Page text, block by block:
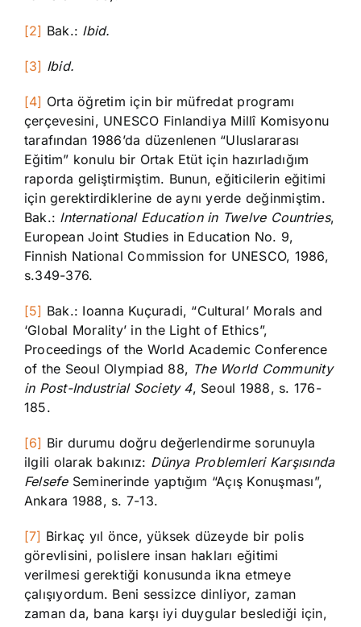
[2] Bak.: Ibid.
[3] Ibid.
[4] Orta öğretim için bir müfredat programı
çerçevesini, UNESCO Finlandiya Millî Komisyonu
tarafından 1986’da düzenlenen “Uluslararası
Eğitim” konulu bir Ortak Etüt için hazırladığım
raporda geliştirmiştim. Bunun, eğiticilerin eğitimi
için gerektirdiklerine de aynı yerde değinmiştim.
Bak.: International Education in Twelve Countries,
European Joint Studies in Education No. 9,
Finnish National Commission for UNESCO, 1986,
s.349-376.
[5] Bak.: Ioanna Kuçuradi, “Cultural’ Morals and
‘Global Morality’ in the Light of Ethics”,
Proceedings of the World Academic Conference
of the Seoul Olympiad 88, The World Community
in Post-Industrial Society 4, Seoul 1988, s. 176-
185.
[6] Bir durumu doğru değerlendirme sorunuyla
ilgili olarak bakınız: Dünya Problemleri Karşısında
FelsefeSeminerinde yaptığım “Açış Konuşması”,
Ankara 1988, s. 7-13.
[7] Birkaç yıl önce, yüksek düzeyde bir polis
görevlisini, polislere insan hakları eğitimi
verilmesi gerektiği konusunda ikna etmeye
çalışıyordum. Beni sessizce dinliyor, zaman
zaman da, bana karşı iyi duygular beslediği için,